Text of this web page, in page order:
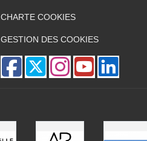
CHARTE COOKIES
GESTION DES COOKIES